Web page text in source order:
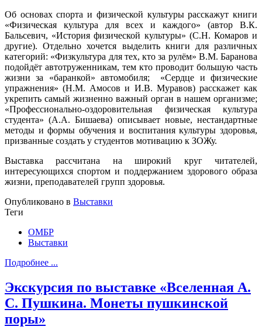
Об основах спорта и физической культуры расскажут книги
«Физическая культура для всех и каждого» (автор В.К.
Бальсевич, «История физической культуры» (С.Н. Комаров и
другие). Отдельно хочется выделить книги для различных
категорий: «Физкультура для тех, кто за рулём» В.М. Баранова
подойдёт автотруженникам, тем кто проводит большую часть
жизни за «баранкой» автомобиля; «Сердце и физические
упражнения» (Н.М. Амосов и И.В. Муравов) расскажет как
укрепить самый жизненно важный орган в нашем организме;
«Профессионально-оздоровительная физическая культура
студента» (А.А. Бишаева) описывает новые, нестандартные
методы и формы обучения и воспитания культуры здоровья,
призванные создать у студентов мотивацию к ЗОЖу.
Выставка рассчитана на широкий круг читателей,
интересующихся спортом и поддержанием здорового образа
жизни, преподавателей групп здоровья.
Опубликовано в Выставки
Теги
ОМБР
Выставки
Подробнее ...
Экскурсия по выставке «Вселенная А.
С. Пушкина. Монеты пушкинской
поры»